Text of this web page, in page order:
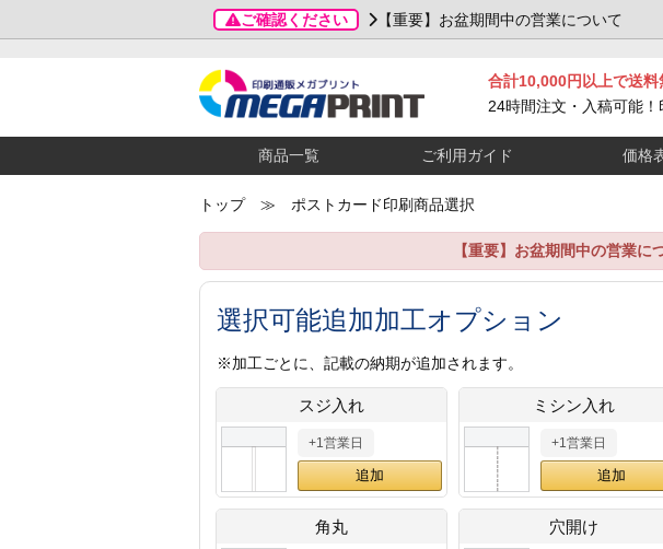
ご確認ください 【重要】お盆期間中の営業について
合計10,000円以上で送
24時間注文・入稿可能
商品一覧 ご利用ガイド 価格
トップ≫ ポストカード印刷商品選択
【重要】お盆期間中の営業に
選択可能追加加工オプション
※加工ごとに、記載の納期が追加されます。
スジ入れ
+1営業日
ミシン入れ
+1営業日
角丸 穴開け